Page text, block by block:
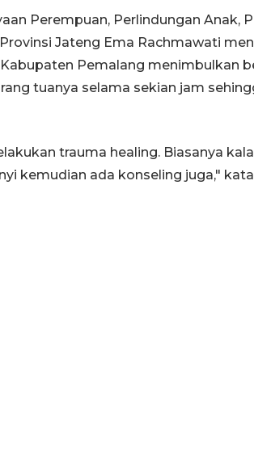
Perempuan, Perlindungan Anak,
Jateng Ema Rachmawati
Pemalang menimbulkan
tuanya selama sekian jam
trauma healing. Biasanya
kemudian ada konseling juga,"